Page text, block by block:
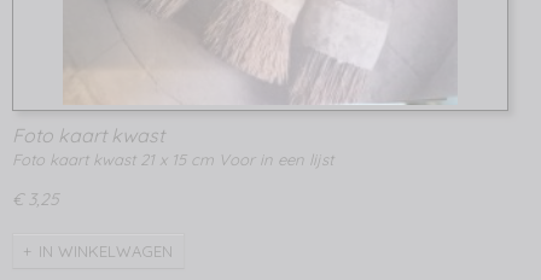
Foto kaart kwast
Foto kaart kwast 21 x 15 cm Voor in een lijst
€ 3,25
IN WINKELWAGEN